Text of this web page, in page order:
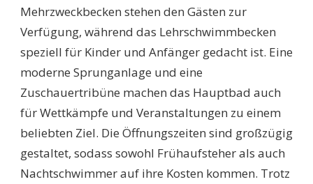
Mehrzweckbecken stehen den Gästen zur
Verfügung, während das Lehrschwimmbecken
speziell für Kinder und Anfänger gedacht ist. Eine
moderne Sprunganlage und eine
Zuschauertribüne machen das Hauptbad auch
für Wettkämpfe und Veranstaltungen zu einem
beliebten Ziel. Die Öffnungszeiten sind großzügig
gestaltet, sodass sowohl Frühaufsteher als auch
Nachtschwimmer auf ihre Kosten kommen. Trotz